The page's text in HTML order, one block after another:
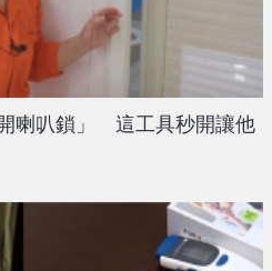
喇叭鎖」 這工具秒開讓他